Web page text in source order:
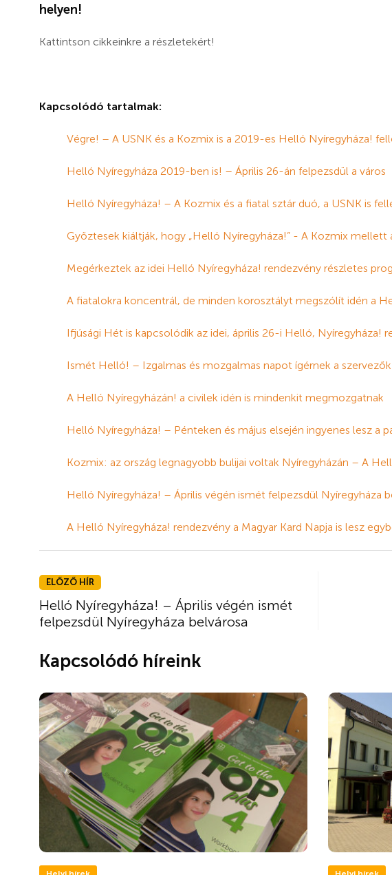
helyen!
Kattintson cikkeinkre a részletekért!
Kapcsolódó tartalmak:
Végre! – A USNK és a Kozmix is a 2019-es Helló Nyíregyháza!
Helló Nyíregyháza 2019-ben is! – Április 26-án felpezsdül a város
Helló Nyíregyháza! – A Kozmix és a fiatal sztár duó, a USNK is
Győztesek kiáltják, hogy „Helló Nyíregyháza!” - A Kozmix mellett
Megérkeztek az idei Helló Nyíregyháza! rendezvény részletes
A fiatalokra koncentrál, de minden korosztályt megszólít idén a
Ifjúsági Hét is kapcsolódik az idei, április 26-i Helló, Nyíregyháza!
Ismét Helló! – Izgalmas és mozgalmas napot ígérnek a szervezők
A Helló Nyíregyházán! a civilek idén is mindenkit megmozgatnak
Helló Nyíregyháza! – Pénteken és május elsején ingyenes lesz a
Kozmix: az ország legnagyobb bulijai voltak Nyíregyházán – A
Helló Nyíregyháza! – Április végén ismét felpezsdül Nyíregyháza
A Helló Nyíregyháza! rendezvény a Magyar Kard Napja is lesz
ELŐZŐ HÍR
Helló Nyíregyháza! – Április végén ismét
felpezsdül Nyíregyháza belvárosa
Kapcsolódó híreink